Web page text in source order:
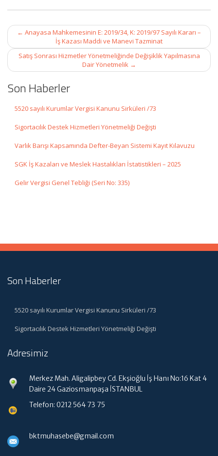
Post
navigation
← Anayasa Mahkemesinin E: 2019/34, K: 2019/97 Sayılı Kararı –
İş Kazası Maddi ve Manevi Tazminat
Satış Sonrası Hizmetler Yönetmeliğinde Değişiklik Yapılmasına
Dair Yönetmelik →
Son Haberler
5520 sayılı Kurumlar Vergisi Kanunu Sirküleri /73
Sigortacılık Destek Hizmetleri Yönetmeliği Değişti
Varlık Barışı Kapsamında Defter-Beyan Sistemi Kayıt Kılavuzu
SGK İş Kazaları ve Meslek Hastalıkları İstatistikleri – 2025
Gelir Vergisi Genel Tebliği (Seri No: 335)
Son Haberler
5520 sayılı Kurumlar Vergisi Kanunu Sirküleri /73
Sigortacılık Destek Hizmetleri Yönetmeliği Değişti
Adresimiz
Merkez Mah. Aligalipbey Cd. Ekşioğlu İş Hanı No:16 Kat 4
Daire 24 Gaziosmanpaşa İSTANBUL
Telefon: 0212 564 73 75
bktmuhasebe@gmail.com